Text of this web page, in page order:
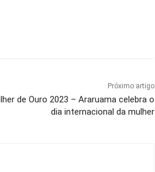
Próximo artigo
de Ouro 2023 – Araruama celebra o
dia internacional da mulher